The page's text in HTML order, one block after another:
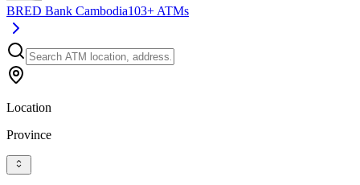
BRED Bank Cambodia103+ ATMs
Location
Province